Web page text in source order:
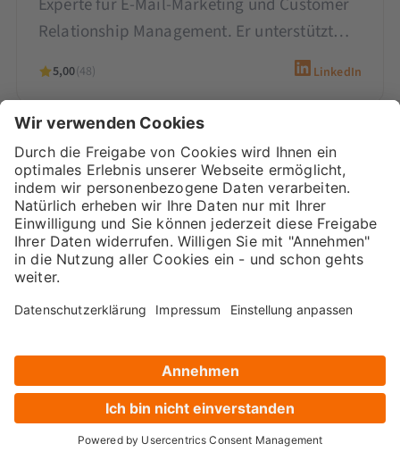
Experte für E-Mail-Marketing und Customer
Relationship Management. Er unterstützt…
5,00(48) LinkedIn
Sarah-Yasmin Hennessen
Digital Marketing Beraterin &
Inhaberin
Sarah-Yasmin Hennessen ist Expertin für
Content-Marketing, digitales Recruiting und
den Einsatz von KI. Als Beraterin bei
maßgeschneiderte…